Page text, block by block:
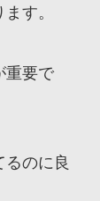
す。
重要で
るのに良